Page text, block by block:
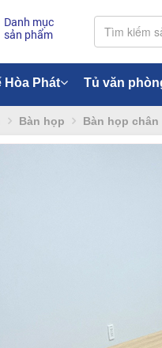
Danh mục
sản phẩm
Hòa Phát Tủ văn
Bàn họp Bàn họp chân